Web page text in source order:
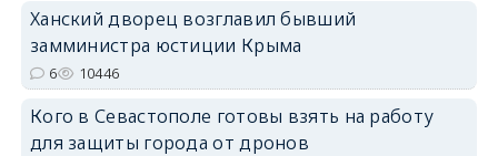
erid: 2SDnjdvhGXG
Ханский дворец возглавил бывший
замминистра юстиции Крыма
6 10446
Кого в Севастополе готовы взять на работу
для защиты города от дронов